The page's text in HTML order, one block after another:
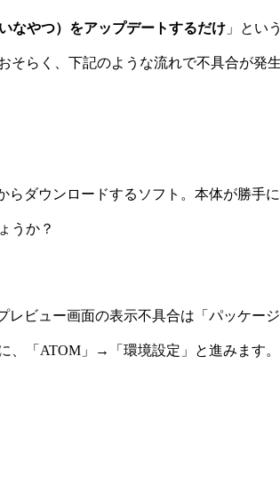
なやつ）をアップデートするだけ 」とい
らく、下記のような流れで不具合が発
ダウンロードするソフト。本体が勝手
うか？
ビュー画面の表示不具合は「パッケー
、「ATOM」→「環境設定」と進みます。